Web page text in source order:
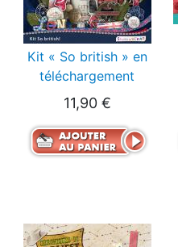
Kit « So british » en
téléchargement
11,90 €